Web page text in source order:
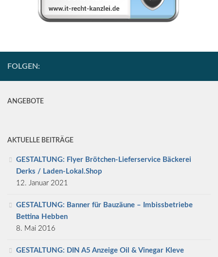
FOLGEN:
ANGEBOTE
AKTUELLE BEITRÄGE
GESTALTUNG: Flyer Brötchen-Lieferservice Bäckerei
Derks / Laden-Lokal.Shop
12. Januar 2021
GESTALTUNG: Banner für Bauzäune – Imbissbetriebe
Bettina Hebben
8. Mai 2016
GESTALTUNG: DIN A5 Anzeige Oil & Vinegar Kleve